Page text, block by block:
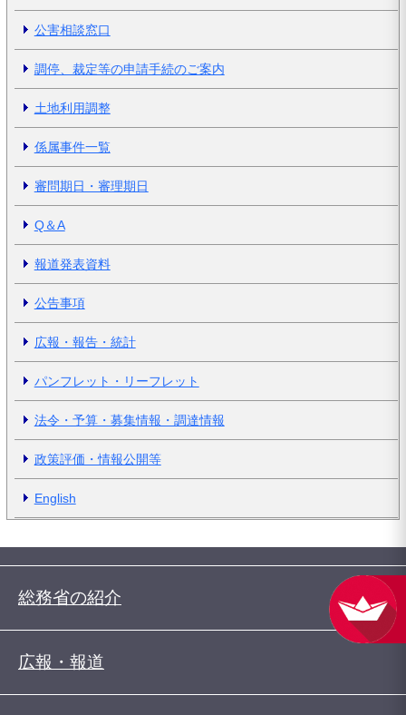
公害相談窓口
調停、裁定等の申請手続のご案内
土地利用調整
係属事件一覧
審問期日・審理期日
Q＆A
報道発表資料
公告事項
広報・報告・統計
パンフレット・リーフレット
法令・予算・募集情報・調達情報
政策評価・情報公開等
English
総務省の紹介
広報・報道